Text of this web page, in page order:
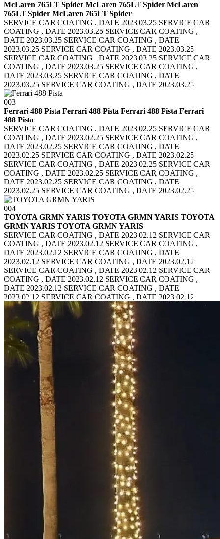
McLaren 765LT Spider McLaren 765LT Spider McLaren
765LT Spider McLaren 765LT Spider
SERVICE CAR COATING , DATE 2023.03.25 SERVICE CAR
COATING , DATE 2023.03.25 SERVICE CAR COATING ,
DATE 2023.03.25 SERVICE CAR COATING , DATE
2023.03.25 SERVICE CAR COATING , DATE 2023.03.25
SERVICE CAR COATING , DATE 2023.03.25 SERVICE CAR
COATING , DATE 2023.03.25 SERVICE CAR COATING ,
DATE 2023.03.25 SERVICE CAR COATING , DATE
2023.03.25 SERVICE CAR COATING , DATE 2023.03.25
003
Ferrari 488 Pista Ferrari 488 Pista Ferrari 488 Pista Ferrari
488 Pista
SERVICE CAR COATING , DATE 2023.02.25 SERVICE CAR
COATING , DATE 2023.02.25 SERVICE CAR COATING ,
DATE 2023.02.25 SERVICE CAR COATING , DATE
2023.02.25 SERVICE CAR COATING , DATE 2023.02.25
SERVICE CAR COATING , DATE 2023.02.25 SERVICE CAR
COATING , DATE 2023.02.25 SERVICE CAR COATING ,
DATE 2023.02.25 SERVICE CAR COATING , DATE
2023.02.25 SERVICE CAR COATING , DATE 2023.02.25
004
TOYOTA GRMN YARIS TOYOTA GRMN YARIS TOYOTA
GRMN YARIS TOYOTA GRMN YARIS
SERVICE CAR COATING , DATE 2023.02.12 SERVICE CAR
COATING , DATE 2023.02.12 SERVICE CAR COATING ,
DATE 2023.02.12 SERVICE CAR COATING , DATE
2023.02.12 SERVICE CAR COATING , DATE 2023.02.12
SERVICE CAR COATING , DATE 2023.02.12 SERVICE CAR
COATING , DATE 2023.02.12 SERVICE CAR COATING ,
DATE 2023.02.12 SERVICE CAR COATING , DATE
2023.02.12 SERVICE CAR COATING , DATE 2023.02.12